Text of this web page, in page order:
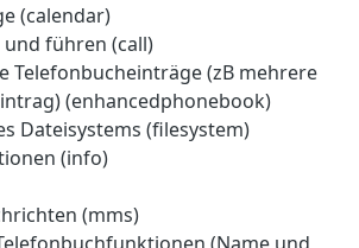
(calendar)
führen (call)
Telefonbucheinträge (zB mehrere
(enhancedphonebook)
Dateisystems (filesystem)
(info)
(mms)